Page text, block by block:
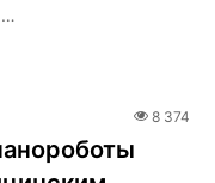
8 374